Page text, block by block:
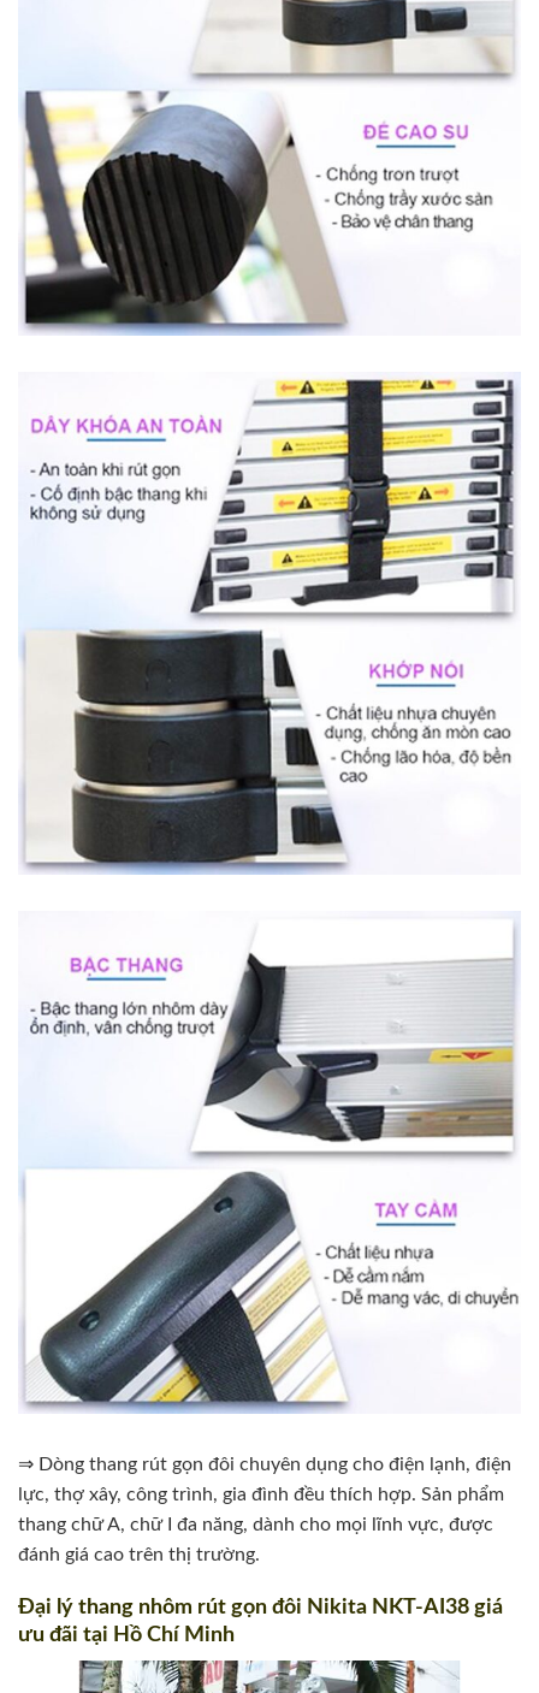
⇒ Dòng thang rút gọn đôi chuyên dụng cho điện lạnh, điện
lực, thợ xây, công trình, gia đình đều thích hợp. Sản phẩm
thang chữ A, chữ I đa năng, dành cho mọi lĩnh vực, được
đánh giá cao trên thị trường.
Đại lý thang nhôm rút gọn đôi Nikita NKT-AI38 giá
ưu đãi tại Hồ Chí Minh